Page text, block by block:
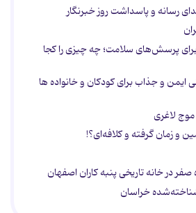
رسانه و پاسداشت روز خبرنگار
برای پرسش‌های سلامت؛ چه چیزی را کجا
ایمن و جذاب برای کودکان و خانواده ها
موج لاغری
و زمان گرفته و کلافه‌ای؟!
صفر در خانه تاریخی پنبه کاران اصفهان
خراسان